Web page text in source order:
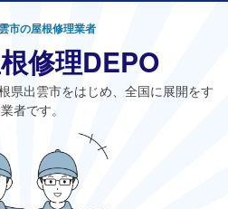
市の屋根修理業者
修理DEPO
県出雲市をはじめ、全国に展開をす
者です。